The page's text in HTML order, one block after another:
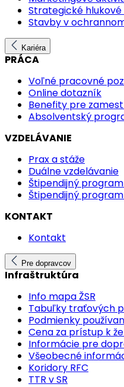
Strategické
Stavby v
Kariéra
PRÁCA
Voľné pracovné
Online dotazník
Benefity pre
Absolventský
VZDELÁVANIE
Prax a stáže
Duálne vzdelávanie
Štipendijný program
Štipendijný program
KONTAKT
Kontakt
Pre dopravcov
Infraštruktúra
Info mapa ŽSR
Tabuľky traťových
Podmienky
Cena za prístup k
Informácie pre
Všeobecné
Koridory RFC
TTR v SR